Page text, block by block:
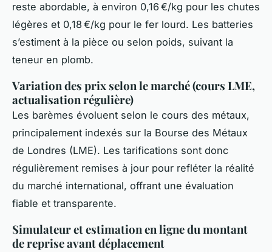
reste abordable, à environ 0,16 €/kg pour les chutes
légères et 0,18 €/kg pour le fer lourd. Les batteries
s’estiment à la pièce ou selon poids, suivant la
teneur en plomb.
Variation des prix selon le marché (cours LME,
actualisation régulière)
Les barèmes évoluent selon le cours des métaux,
principalement indexés sur la Bourse des Métaux
de Londres (LME). Les tarifications sont donc
régulièrement remises à jour pour refléter la réalité
du marché international, offrant une évaluation
fiable et transparente.
Simulateur et estimation en ligne du montant
de reprise avant déplacement